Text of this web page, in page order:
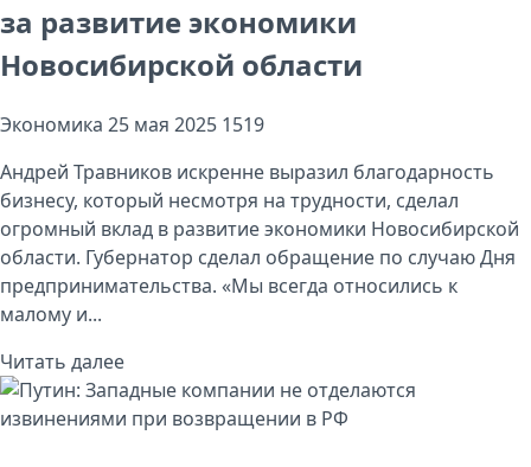
за развитие экономики
Новосибирской области
Экономика 25 мая 2025 1519
Андрей Травников искренне выразил благодарность
бизнесу, который несмотря на трудности, сделал
огромный вклад в развитие экономики Новосибирской
области. Губернатор сделал обращение по случаю Дня
предпринимательства. «Мы всегда относились к
малому и...
Читать далее